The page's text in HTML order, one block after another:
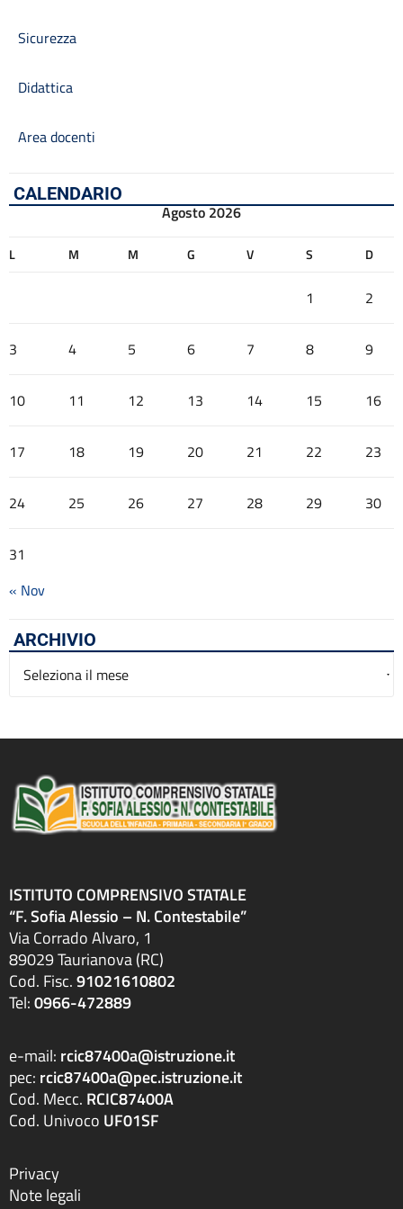
Sicurezza
Didattica
Area docenti
CALENDARIO
Agosto 2026
L M M G V S D
1 2
3 4 5 6 7 8 9
10 11 12 13 14 15 16
17 18 19 20 21 22 23
24 25 26 27 28 29 30
31
« Nov
ARCHIVIO
Archivio
ISTITUTO COMPRENSIVO STATALE
“F. Sofia Alessio – N. Contestabile”
Via Corrado Alvaro, 1
89029 Taurianova (RC)
Cod. Fisc.91021610802
Tel:0966-472889
e-mail: rcic87400a@istruzione.it
pec: rcic87400a@pec.istruzione.it
Cod. Mecc. RCIC87400A
Cod. Univoco UF01SF
Privacy
Note legali